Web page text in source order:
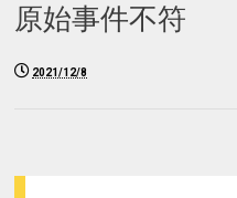
原始事件不符
2021/12/8